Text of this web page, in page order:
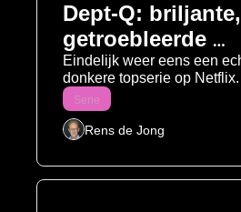
Dept-Q:
getroebleerde
hoofdpersonen
heerlijke thriller
Eindelijk weer eens een
donkere topserie op Netflix.
Serie
Rens de Jong